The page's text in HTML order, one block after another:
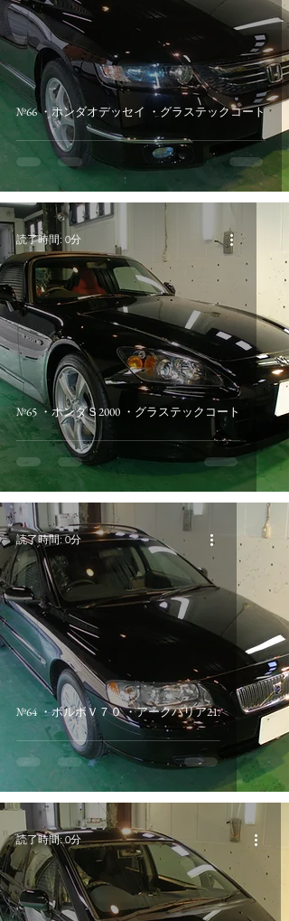
№66 ・ホンダオデッセイ ・グラステックコート
№65 ・ホンダＳ2000 ・グラステックコート
読了時間: 0分
№64 ・ボルボＶ７０ ・アークバリア21.
読了時間: 0分
読了時間: 0分